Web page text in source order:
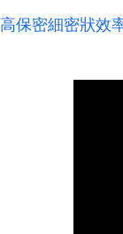
高保密細密狀